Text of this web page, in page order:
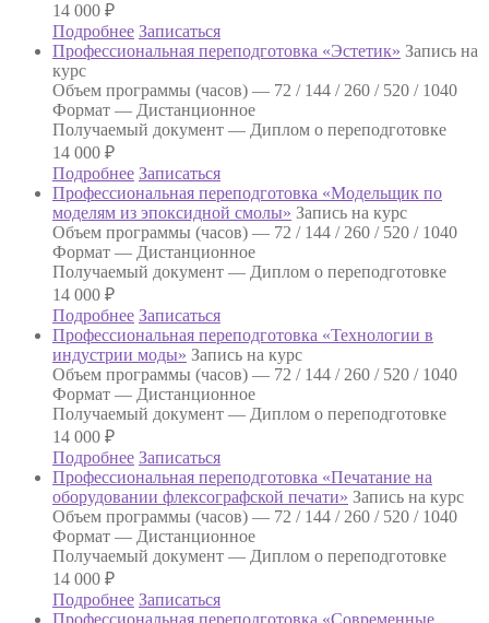
14 000 ₽
Подробнее Записаться
Профессиональная переподготовка «Эстетик» Запись на
курс
Объем программы (часов) — 72 / 144 / 260 / 520 / 1040
Формат — Дистанционное
Получаемый документ — Диплом о переподготовке
14 000 ₽
Подробнее Записаться
Профессиональная переподготовка «Модельщик по
моделям из эпоксидной смолы» Запись на курс
Объем программы (часов) — 72 / 144 / 260 / 520 / 1040
Формат — Дистанционное
Получаемый документ — Диплом о переподготовке
14 000 ₽
Подробнее Записаться
Профессиональная переподготовка «Технологии в
индустрии моды» Запись на курс
Объем программы (часов) — 72 / 144 / 260 / 520 / 1040
Формат — Дистанционное
Получаемый документ — Диплом о переподготовке
14 000 ₽
Подробнее Записаться
Профессиональная переподготовка «Печатание на
оборудовании флексографской печати» Запись на курс
Объем программы (часов) — 72 / 144 / 260 / 520 / 1040
Формат — Дистанционное
Получаемый документ — Диплом о переподготовке
14 000 ₽
Подробнее Записаться
Профессиональная переподготовка «Современные